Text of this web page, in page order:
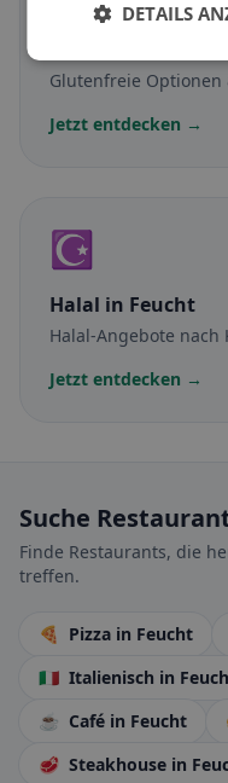
Glutenfreie Optionen
Jetzt entdecken →
☪️
Halal in Feucht
Halal-Angebote
Jetzt entdecken →
Suche
Finde Restaurants, die
treffen.
🍕 Pizza in Feucht
🇮🇹 Italienisch in
☕ Café in Feucht
🥩 Steakhouse in
DETAILS